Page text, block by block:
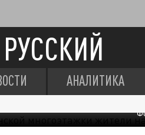
АНАЛИТИКА